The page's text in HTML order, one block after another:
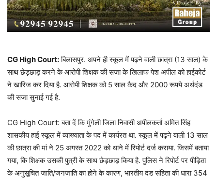
CG High Court:बिलासपुर. अपने ही स्कूल में पढ़ने वाली छात्रा (13 साल) के
साथ छेड़छाड़ करने के आरोपी शिक्षक की सजा के खिलाफ पेश अपील को हाईकोर्ट
ने खारिज कर दिया है. आरोपी शिक्षक को 5 साल कैद और 2000 रूपये अर्थदंड
की सजा सुनाई गई है.
CG High Court: बता दें कि मुंगेली जिला निवासी अपीलकर्ता अमित सिंह
शासकीय हाई स्कूल में व्याख्याता के पद में कार्यरत था. स्कूल में पढ़ने वाली 13 साल
की छात्रा की मां ने 25 अगस्त 2022 को थाने में रिपोर्ट दर्ज कराया. जिसमें बताया
गया, कि शिक्षक उसकी पुत्री के साथ छेड़छाड़ किया है. पुलिस ने रिपोर्ट पर पीड़िता
के अनुसूचित जाति/जनजाति का होने के कारण, भारतीय दंड संहिता की धारा 354